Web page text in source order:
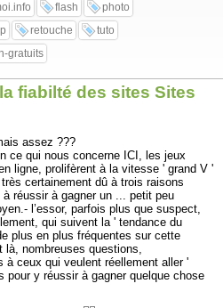
flash
photo
retouche
tuto
gratuits
fiabilté des sites Sites
assez ???
ce qui nous concerne ICI, les jeux
ligne, prolifèrent à la vitesse ' grand V '
certainement dû à trois raisons
réussir à gagner un ... petit peu
l’essor, parfois plus que suspect,
qui suivent la ' tendance du
plus en plus fréquentes sur cette
là, nombreuses questions,
à ceux qui veulent réellement aller '
pour y réussir à gagner quelque chose